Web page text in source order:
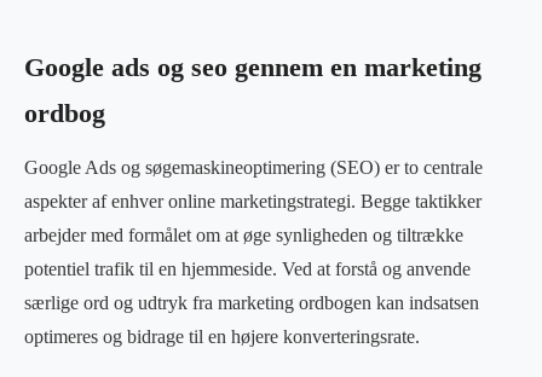
Google ads og seo gennem en marketing
ordbog
Google Ads og søgemaskineoptimering (SEO) er to centrale
aspekter af enhver online marketingstrategi. Begge taktikker
arbejder med formålet om at øge synligheden og tiltrække
potentiel trafik til en hjemmeside. Ved at forstå og anvende
særlige ord og udtryk fra marketing ordbogen kan indsatsen
optimeres og bidrage til en højere konverteringsrate.